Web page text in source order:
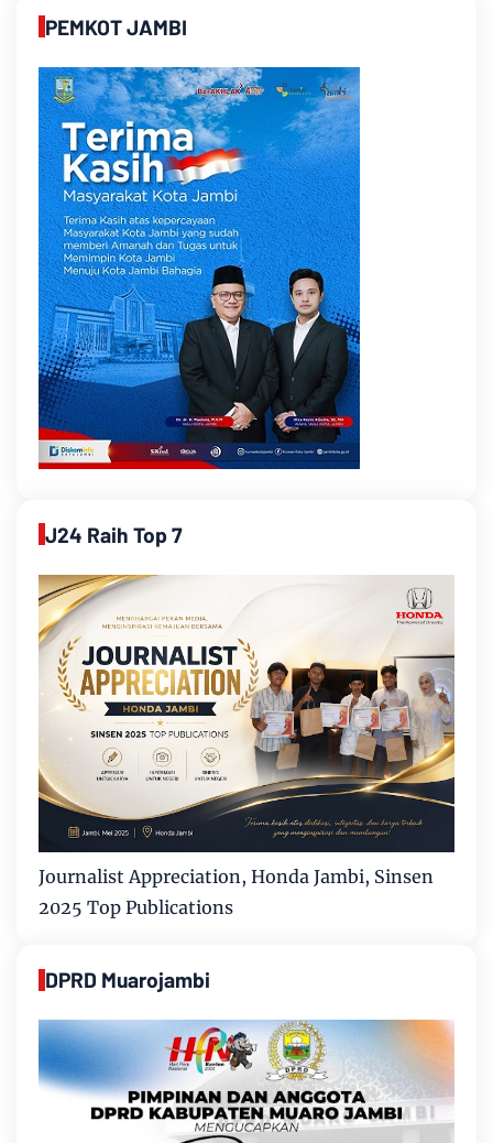
PEMKOT JAMBI
J24 Raih Top 7
Journalist Appreciation, Honda Jambi, Sinsen
2025 Top Publications
DPRD Muarojambi